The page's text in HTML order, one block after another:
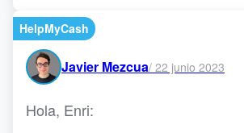
HelpMyCash
Javier Mezcua/ 22 junio 2023
Hola, Enri: